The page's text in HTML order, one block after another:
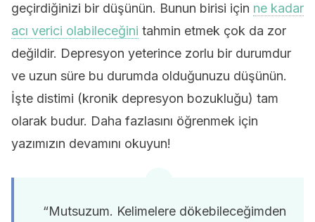
geçirdiğinizi bir düşünün. Bunun birisi için ne kadar
acı verici olabileceğini tahmin etmek çok da zor
değildir. Depresyon yeterince zorlu bir durumdur
ve uzun süre bu durumda olduğunuzu düşünün.
İşte distimi (kronik depresyon bozukluğu) tam
olarak budur. Daha fazlasını öğrenmek için
yazımızın devamını okuyun!
“Mutsuzum. Kelimelere dökebileceğimden